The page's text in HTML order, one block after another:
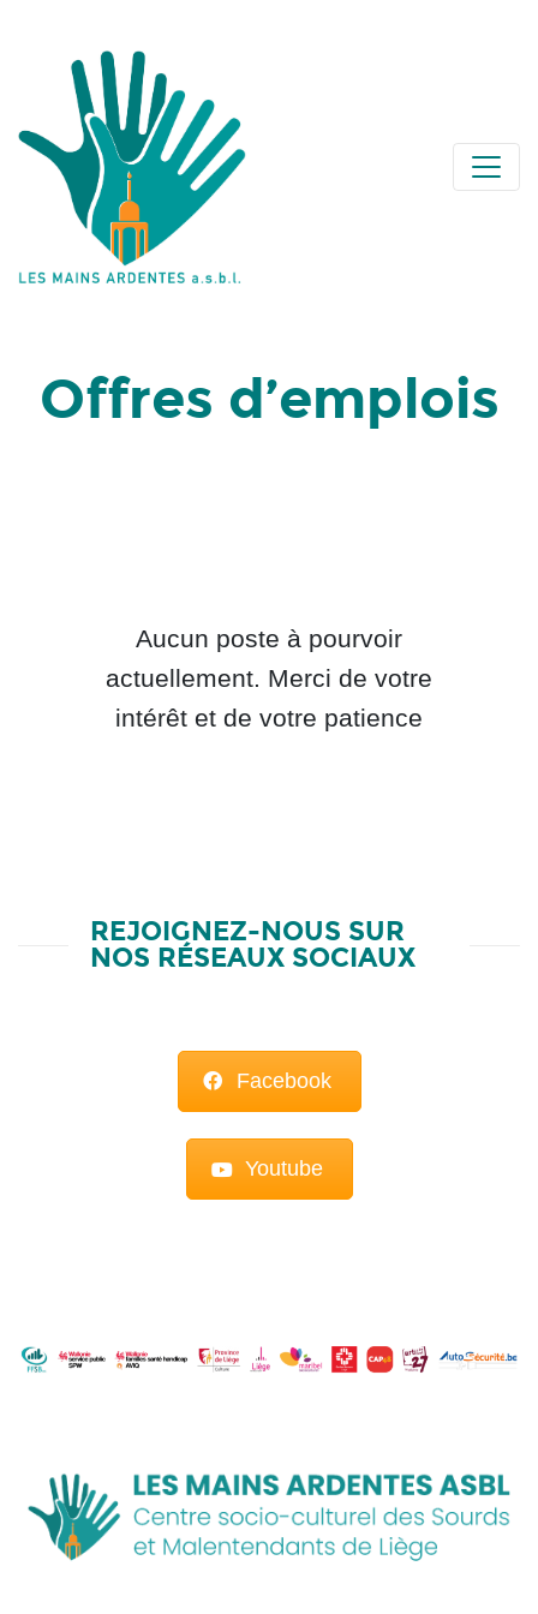
Offres d’emplois
Aucun poste à pourvoir
actuellement. Merci de votre
intérêt et de votre patience
REJOIGNEZ-NOUS SUR
NOS RÉSEAUX SOCIAUX
Facebook
Youtube